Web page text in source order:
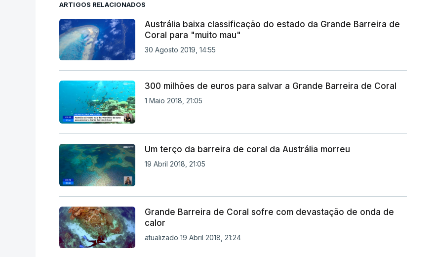
ARTIGOS RELACIONADOS
Austrália baixa classificação do estado da Grande Barreira de
Coral para "muito mau"
30 Agosto 2019, 14:55
300 milhões de euros para salvar a Grande Barreira de Coral
1 Maio 2018, 21:05
Um terço da barreira de coral da Austrália morreu
19 Abril 2018, 21:05
Grande Barreira de Coral sofre com devastação de onda de
calor
atualizado 19 Abril 2018, 21:24